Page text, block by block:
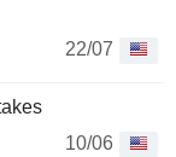
22/07
10/06